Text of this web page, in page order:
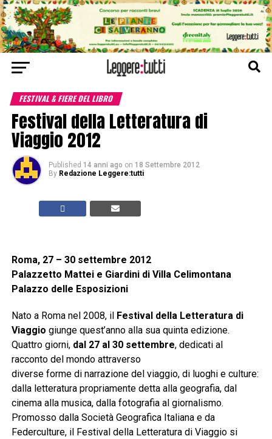
FESTIVAL & FIERE DEL LIBRO
Festival della Letteratura di
Viaggio 2012
Published 14 anni ago on 18 Settembre 2012
By Redazione Leggere:tutti
Roma, 27 – 30 settembre 2012
Palazzetto Mattei e Giardini di Villa Celimontana
Palazzo delle Esposizioni
Nato a Roma nel 2008, il Festival della Letteratura di
Viaggio giunge quest’anno alla sua quinta edizione.
Quattro giorni, dal 27 al 30 settembre, dedicati al
racconto del mondo attraverso
diverse forme di narrazione del viaggio, di luoghi e culture:
dalla letteratura propriamente detta alla geografia, dal
cinema alla musica, dalla fotografia al giornalismo.
Promosso dalla Società Geografica Italiana e da
Federculture, il Festival della Letteratura di Viaggio si